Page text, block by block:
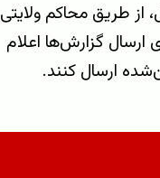
از طریق محاکم ولایتی
گزارش‌ها اعلام
ارسال کنند.